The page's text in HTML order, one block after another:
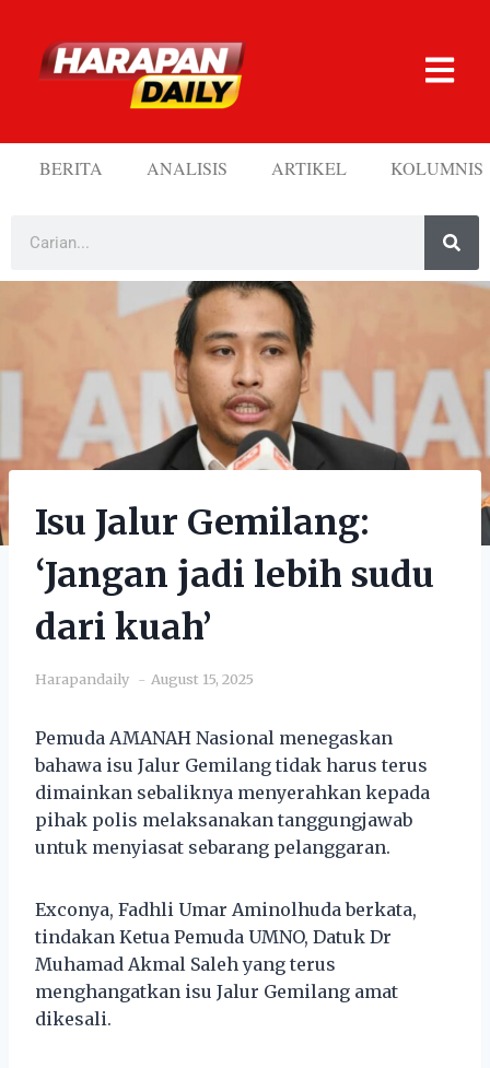
BERITA ANALISIS ARTIKEL KOLUMNIS
Isu Jalur Gemilang:
‘Jangan jadi lebih sudu
dari kuah’
Harapandaily August 15, 2025
Pemuda AMANAH Nasional menegaskan
bahawa isu Jalur Gemilang tidak harus terus
dimainkan sebaliknya menyerahkan kepada
pihak polis melaksanakan tanggungjawab
untuk menyiasat sebarang pelanggaran.
Exconya, Fadhli Umar Aminolhuda berkata,
tindakan Ketua Pemuda UMNO, Datuk Dr
Muhamad Akmal Saleh yang terus
menghangatkan isu Jalur Gemilang amat
dikesali.